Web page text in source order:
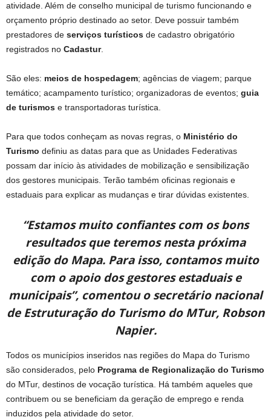
atividade. Além de conselho municipal de turismo funcionando e
orçamento próprio destinado ao setor. Deve possuir também
prestadores de serviços turísticos de cadastro obrigatório
registrados no Cadastur.
São eles: meios de hospedagem; agências de viagem; parque
temático; acampamento turístico; organizadoras de eventos; guia
de turismos e transportadoras turística.
Para que todos conheçam as novas regras, o Ministério do
Turismo definiu as datas para que as Unidades Federativas
possam dar início às atividades de mobilização e sensibilização
dos gestores municipais. Terão também oficinas regionais e
estaduais para explicar as mudanças e tirar dúvidas existentes.
“Estamos muito confiantes com os bons
resultados que teremos nesta próxima
edição do Mapa. Para isso, contamos muito
com o apoio dos gestores estaduais e
municipais”, comentou o secretário nacional
de Estruturação do Turismo do MTur, Robson
Napier.
Todos os municípios inseridos nas regiões do Mapa do Turismo
são considerados, pelo Programa de Regionalização do Turismo
do MTur, destinos de vocação turística. Há também aqueles que
contribuem ou se beneficiam da geração de emprego e renda
induzidos pela atividade do setor.